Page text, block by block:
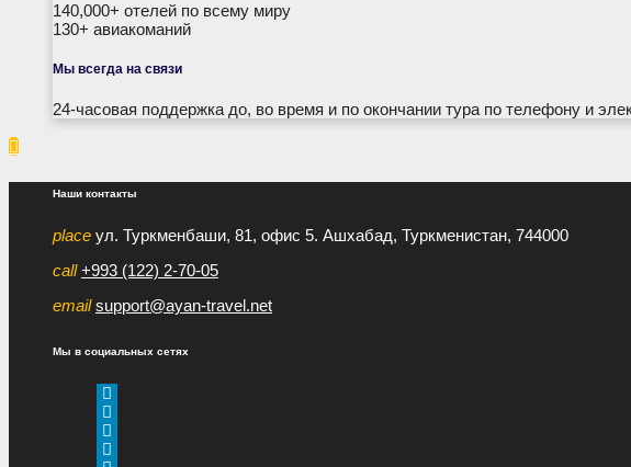
140,000+ отелей по всему миру
130+ авиакоманий
Мы всегда на связи
24-часовая поддержка до, во время и по окончании тура по телефону и

Наши контакты
place ул. Туркменбаши, 81, офис 5. Ашхабад, Туркменистан, 744000
call +993 (122) 2-70-05
email support@ayan-travel.net
Мы в социальных сетях